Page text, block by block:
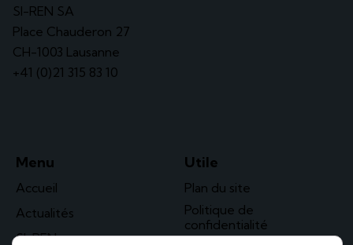
SI-REN SA
Place Chauderon 27
CH-1003 Lausanne
+41 (0)21 315 83 10
Menu
Accueil
Actualités
SI-REN
Utile
Plan du site
Politique de
confidentialité